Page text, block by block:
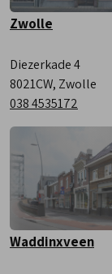
Zwolle
Diezerkade 4
8021CW, Zwolle
038 4535172
Waddinxveen